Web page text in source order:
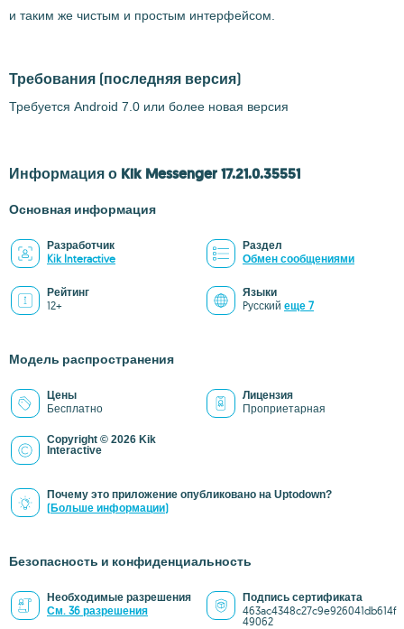
и таким же чистым и простым интерфейсом.
Требования (последняя версия)
Требуется Android 7.0 или более новая версия
Информация о Kik Messenger 17.21.0.35551
Основная информация
Разработчик
Kik Interactive
Раздел
Обмен сообщениями
Рейтинг
12+
Языки
Pусский еще 7
Модель распространения
Цены
Бесплатно
Лицензия
Проприетарная
Copyright © 2026 Kik
Interactive
Почему это приложение опубликовано на Uptodown?
(Больше информации)
Безопасность и конфиденциальность
Необходимые разрешения
См. 36 разрешения
Подпись сертификата
463ac4348c27c9e926041db614f
49062